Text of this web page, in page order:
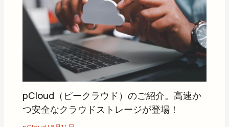
pCloud（ピークラウド）のご紹介。高速か
つ安全なクラウドストレージが登場！